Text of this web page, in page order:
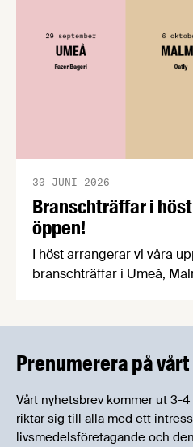
Branschträffar i
öppen!
30 JUNI 2026
I höst arrangerar vi våra
branschträffar i Umeå,
Prenumerera på
Vårt nyhetsbrev kommer ut 3-
riktar sig till alla med ett
livsmedelsföretagande och